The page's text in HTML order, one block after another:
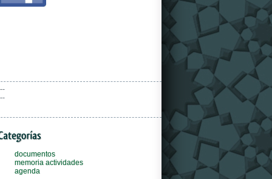
documentos
memoria actividades
agenda